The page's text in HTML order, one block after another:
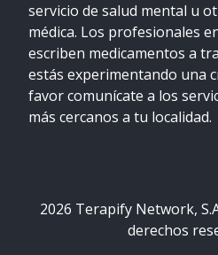
servicio de salud mental u
médica. Los profesionales
escriben medicamentos a
estás experimentando una
favor comunícate a los
más cercanos a tu localidad.
2026 Terapify Network,
derechos